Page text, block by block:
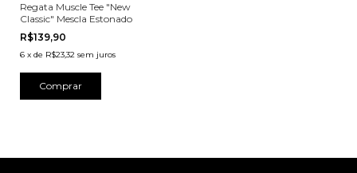
Regata Muscle Tee "New
Classic" Mescla Estonado
R$139,90
6 x de R$23,32 sem juros
Comprar